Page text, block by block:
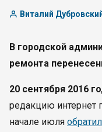
Виталий
В городской
ремонта
20 сентября 2016
редакцию интернет
начале июля